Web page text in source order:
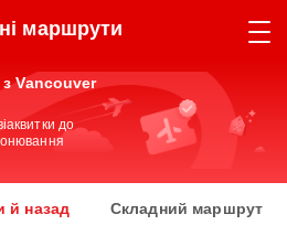
маршрути
Vancouver
до
й назад Складний маршрут